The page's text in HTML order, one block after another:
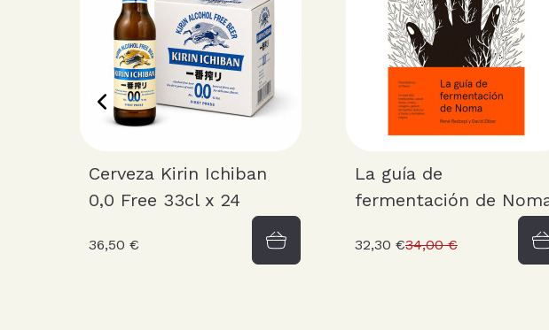
Cerveza Kirin Ichiban
0,0 Free 33cl x 24
36,50 €
La guía de
fermentación de
32,30 €34,00 €